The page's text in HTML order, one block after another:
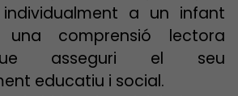
a un infant
comprensió lectora
asseguri el seu
educatiu i social.